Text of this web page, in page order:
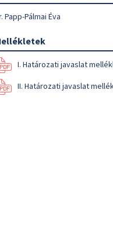
Papp-Pálmai Éva
I. Határozati javaslat
II. Határozati javaslat